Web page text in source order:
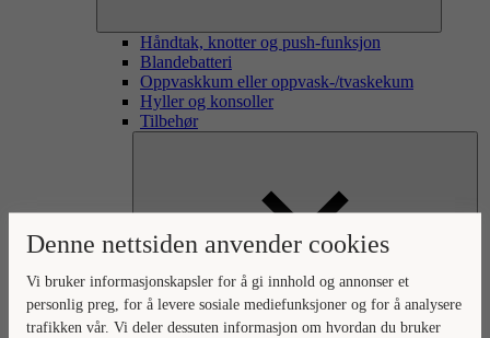
Denne nettsiden anvender cookies
Vi bruker informasjonskapsler for å gi innhold og annonser et
personlig preg, for å levere sosiale mediefunksjoner og for å analysere
trafikken vår. Vi deler dessuten informasjon om hvordan du bruker
Håndtak, knotter og push-funksjon
Blandebatteri
Oppvaskkum eller oppvask-/tvaskekum
Hyller og konsoller
Tilbehør
Inspirasjon
Nyheter & trender